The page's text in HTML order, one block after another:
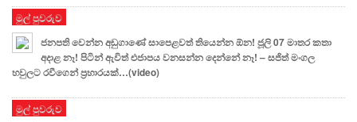
මුල් පුවරුව
ජනපති වෙන්න අඩුගාණේ සාපෙළවත් තියෙන්න ඕන! ජූලි 07 මාතර කතා
අදාළ නෑ! පිටින් ඇවිත් එජාපය වනසන්න දෙන්නේ නෑ! – සජිත් මංගල
හවුලට රවීගෙන් ප්‍රහාරයක්…(video)
මුල් පුවරුව